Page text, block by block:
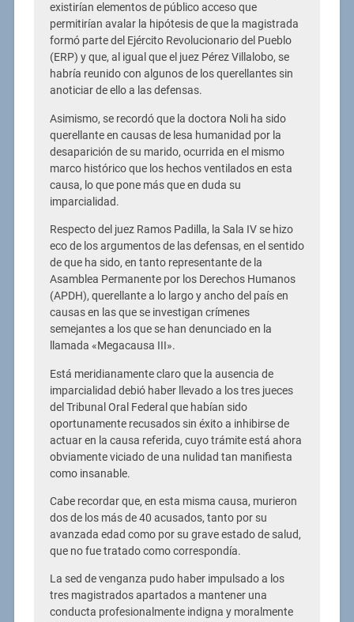
existirían elementos de público acceso que
permitirían avalar la hipótesis de que la magistrada
formó parte del Ejército Revolucionario del Pueblo
(ERP) y que, al igual que el juez Pérez Villalobo, se
habría reunido con algunos de los querellantes sin
anoticiar de ello a las defensas.
Asimismo, se recordó que la doctora Noli ha sido
querellante en causas de lesa humanidad por la
desaparición de su marido, ocurrida en el mismo
marco histórico que los hechos ventilados en esta
causa, lo que pone más que en duda su
imparcialidad.
Respecto del juez Ramos Padilla, la Sala IV se hizo
eco de los argumentos de las defensas, en el sentido
de que ha sido, en tanto representante de la
Asamblea Permanente por los Derechos Humanos
(APDH), querellante a lo largo y ancho del país en
causas en las que se investigan crímenes
semejantes a los que se han denunciado en la
llamada «Megacausa III».
Está meridianamente claro que la ausencia de
imparcialidad debió haber llevado a los tres jueces
del Tribunal Oral Federal que habían sido
oportunamente recusados sin éxito a inhibirse de
actuar en la causa referida, cuyo trámite está ahora
obviamente viciado de una nulidad tan manifiesta
como insanable.
Cabe recordar que, en esta misma causa, murieron
dos de los más de 40 acusados, tanto por su
avanzada edad como por su grave estado de salud,
que no fue tratado como correspondía.
La sed de venganza pudo haber impulsado a los
tres magistrados apartados a mantener una
conducta profesionalmente indigna y moralmente